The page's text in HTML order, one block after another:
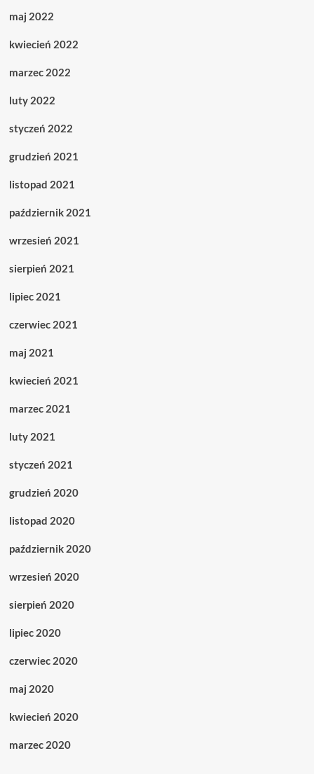
maj 2022
kwiecień 2022
marzec 2022
luty 2022
styczeń 2022
grudzień 2021
listopad 2021
październik 2021
wrzesień 2021
sierpień 2021
lipiec 2021
czerwiec 2021
maj 2021
kwiecień 2021
marzec 2021
luty 2021
styczeń 2021
grudzień 2020
listopad 2020
październik 2020
wrzesień 2020
sierpień 2020
lipiec 2020
czerwiec 2020
maj 2020
kwiecień 2020
marzec 2020